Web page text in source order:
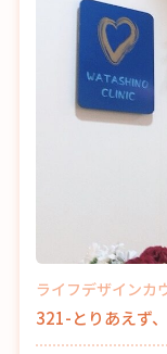
ライフデザインカ
321-とりあえず